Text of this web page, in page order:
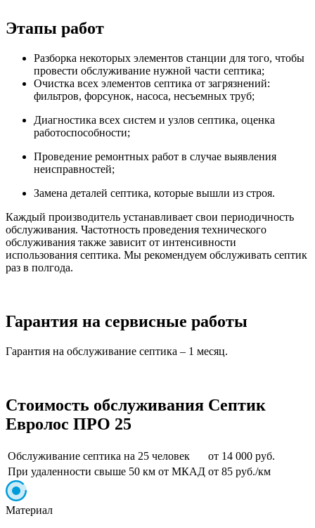
Этапы работ
Разборка некоторых элементов станции для того, чтобы
провести обслуживание нужной части септика;
Очистка всех элементов септика от загрязнений:
фильтров, форсунок, насоса, несъемных труб;
Диагностика всех систем и узлов септика, оценка
работоспособности;
Проведение ремонтных работ в случае выявления
неисправностей;
Замена деталей септика, которые вышли из строя.
Каждый производитель устанавливает свои периодичность
обслуживания. Частотность проведения технического
обслуживания также зависит от интенсивности
использования септика. Мы рекомендуем обслуживать септик
раз в полгода.
Гарантия на сервисные работы
Гарантия на обслуживание септика – 1 месяц.
Стоимость обслуживания Септик
Евролос ПРО 25
Обслуживание септика на 25 человек
от 14 000 руб.
При удаленности свыше 50 км от МКАД от 85 руб./км
Материал